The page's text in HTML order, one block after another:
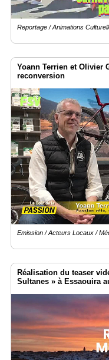
Reportage / Animations
Yoann Terrien et Olivier
reconversion
Emission / Acteurs Locaux /
Réalisation du teaser
Sultanes » à Essaouira